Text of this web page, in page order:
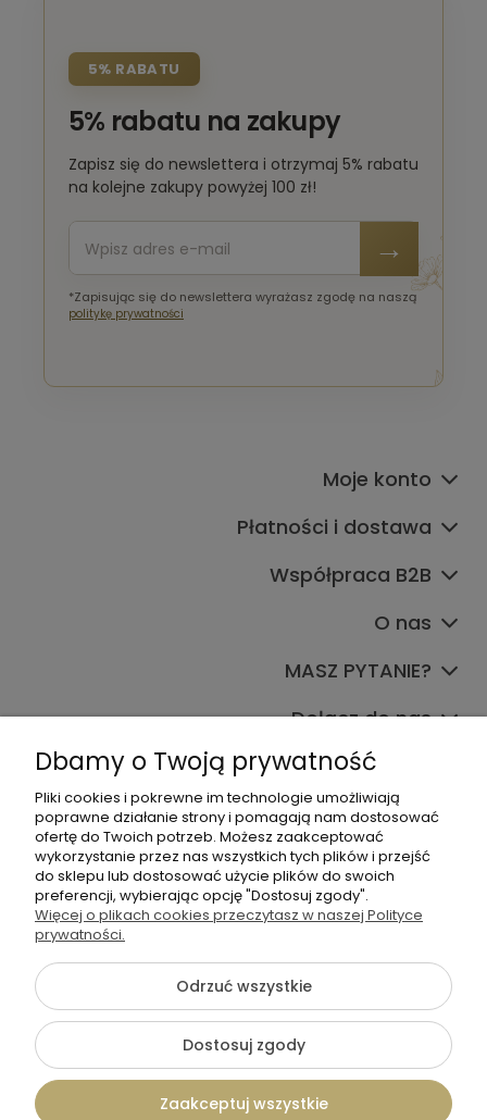
5% RABATU
5% rabatu na zakupy
Zapisz się do newslettera i otrzymaj 5% rabatu
na kolejne zakupy powyżej 100 zł!
*Zapisując się do newslettera wyrażasz zgodę na naszą
politykę prywatności
Moje konto
Płatności i dostawa
Współpraca B2B
O nas
MASZ PYTANIE?
Dołącz do nas
+48 570 367 989
biuro.tadam@gmail.com
©2026 Wszelkie Prawa Zastrzeżone | TADAM Pracownia
Kreatywna
Szablon Flex byEcommercy
Dbamy o Twoją prywatność
Pliki cookies i pokrewne im technologie umożliwiają
poprawne działanie strony i pomagają nam dostosować
ofertę do Twoich potrzeb. Możesz zaakceptować
wykorzystanie przez nas wszystkich tych plików i przejść
do sklepu lub dostosować użycie plików do swoich
preferencji, wybierając opcję "Dostosuj zgody".
Więcej o plikach cookies przeczytasz w naszej Polityce
prywatności.
Odrzuć wszystkie
Dostosuj zgody
Zaakceptuj wszystkie